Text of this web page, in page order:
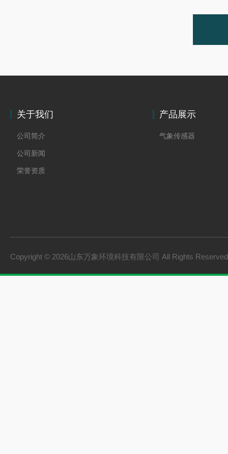
关于我们
公司简介
公司新闻
荣誉资质
产品展示
气象传感器
Copyright © 2026山东万象环境科技有限公司 All Rights